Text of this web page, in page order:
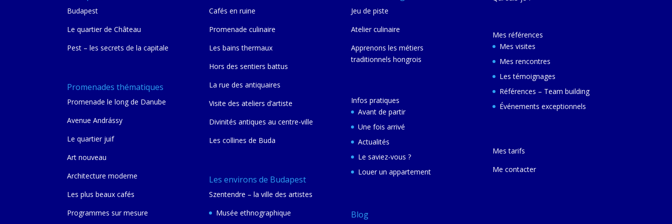
Budapest
Le quartier de Château
Pest – les secrets de la capitale
Promenades thématiques
Promenade le long de Danube
Avenue Andrássy
Le quartier juif
Art nouveau
Architecture moderne
Les plus beaux cafés
Programmes sur mesure
Cafés en ruine
Promenade culinaire
Les bains thermaux
Hors des sentiers battus
La rue des antiquaires
Visite des ateliers d’artiste
Divinités antiques au centre-ville
Les collines de Buda
Les environs de Budapest
Szentendre – la ville des artistes
Musée ethnographique
Jeu de piste
Atelier culinaire
Apprenons les métiers
traditionnels hongrois
Infos pratiques
Avant de partir
Une fois arrivé
Actualités
Le saviez-vous ?
Louer un appartement
Blog
Mes références
Mes visites
Mes rencontres
Les témoignages
Références – Team building
Événements exceptionnels
Mes tarifs
Me contacter